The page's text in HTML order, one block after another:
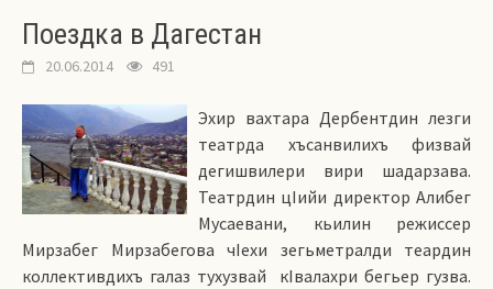
Поездка в Дагестан
20.06.2014 491
Эхир вахтара Дербентдин лезги
театрда хъсанвилихъ физвай
дегишвилери вири шадарзава.
Театрдин цIийи директор Алибег
Мусаевани, кьилин режиссер
Мирзабег Мирзабегова чIехи зегьметралди теардин
коллективдихъ галаз тухузвай кIвалахри бегьер гузва.